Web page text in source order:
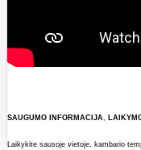
SAUGUMO INFORMACIJA,
Laikykite sausoje vietoje, kambario